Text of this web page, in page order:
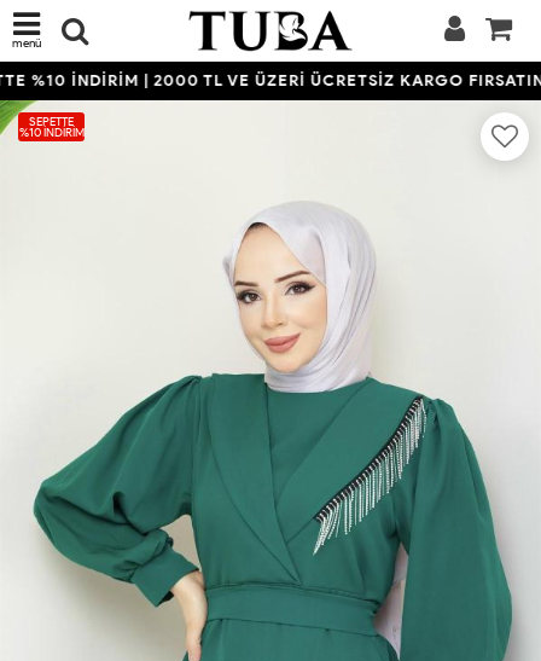
menü
%10 İNDİRİM | 2000 TL VE ÜZERİ ÜCRETSİZ KARGO FIRSATINI
SEPETTE
%10 İNDIRIM